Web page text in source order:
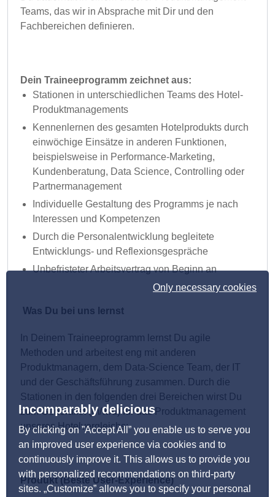
Only necessary cookies
Incomparably delicious
By clicking on ”Accept All” you enable us to serve you
an improved user experience via cookies and to
continuously improve it. This allows us to provide you
with personalized recommendations on third-party
sites. „Customize” allows you to specify your personal
Teams, das wir in Absprache mit Dir und den
Fachbereichen definieren.
Dein Traineeprogramm zeichnet aus:
Stationen in unterschiedlichen Teams des Hotel-
Produktmanagements
Kennenlernen des gesamten Hotelprodukts durch
einwöchige Einsätze in anderen Funktionen,
beispielsweise in Performance-Marketing,
Kundenberatung, Data Science, Controlling oder
Partnermanagement
Individuelle Gestaltung des Programms je nach
Interessen und Kompetenzen
Durch die Personalentwicklung begleitete
Entwicklungs- und Reflexionsgespräche
Unbefristeter Arbeitsvertrag von Beginn an
Was Du bei uns lernst
In Deinem Traineeprogramm lernst Du agile
Methoden und arbeitest eng mit anderen
Produktmanagern, dem Data-Science Team, der IT
und der Geschäftsführung zusammen. Durch die
Stationen in den folgenden drei Bereichen wirst Du
zum Generalist (m/w/d) für das Produktmanagement
unseres Hotelvergleichs:
Produkt (Beste User-Experience)